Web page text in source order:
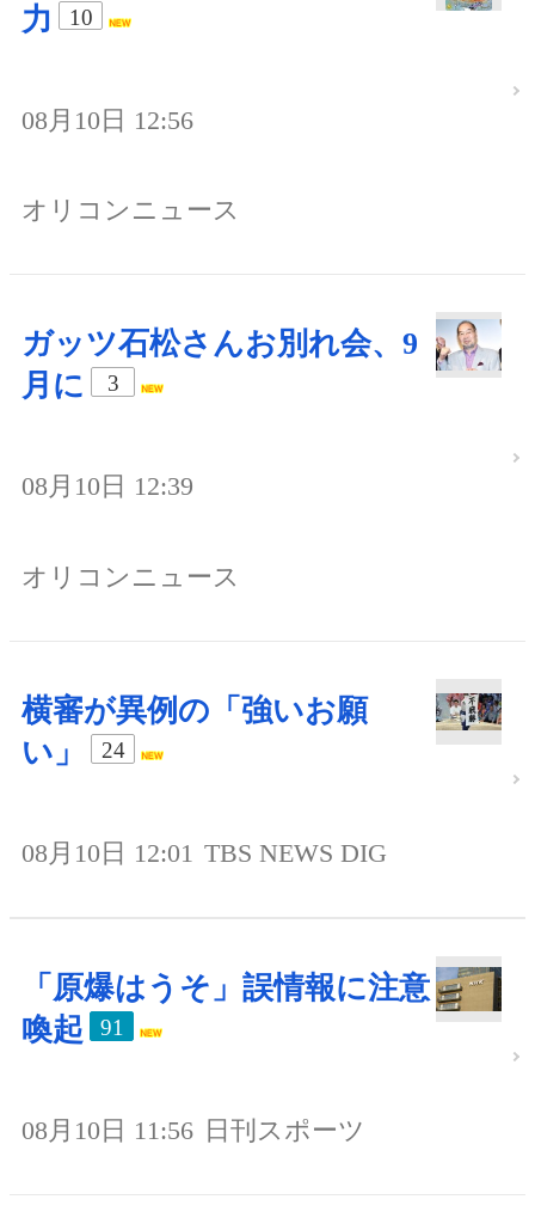
力
10
08月10日 12:56
オリコンニュース
ガッツ石松さんお別れ会、9
月に
3
08月10日 12:39
オリコンニュース
横審が異例の「強いお願
い」
24
08月10日 12:01 TBS NEWS DIG
「原爆はうそ」誤情報に注意
喚起
91
08月10日 11:56 日刊スポーツ